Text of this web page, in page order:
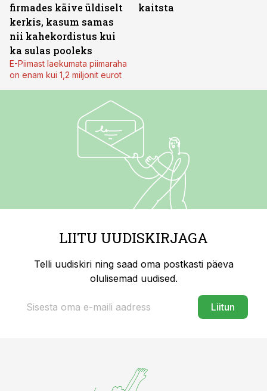
firmades käive üldiselt
kerkis, kasum samas
nii kahekordistus kui
ka sulas pooleks
E-Piimast laekumata piimaraha
on enam kui 1,2 miljonit eurot
kaitsta
LIITU UUDISKIRJAGA
Telli uudiskiri ning saad oma postkasti päeva
olulisemad uudised.
Liitun